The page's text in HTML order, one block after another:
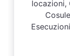
locazioni,